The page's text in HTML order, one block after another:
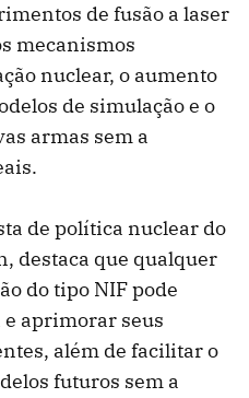
de fusão a laser
mecanismos
nuclear, o aumento
de simulação e o
armas sem a
de política nuclear do
destaca que qualquer
do tipo NIF pode
aprimorar seus
além de facilitar o
futuros sem a